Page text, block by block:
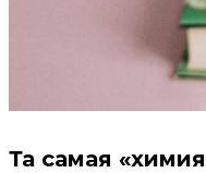
Та самая